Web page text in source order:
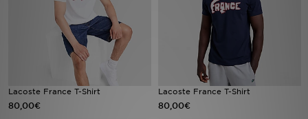
Lacoste France T-Shirt
80,00€
Lacoste France T-Shirt
80,00€
Tuotemerkit